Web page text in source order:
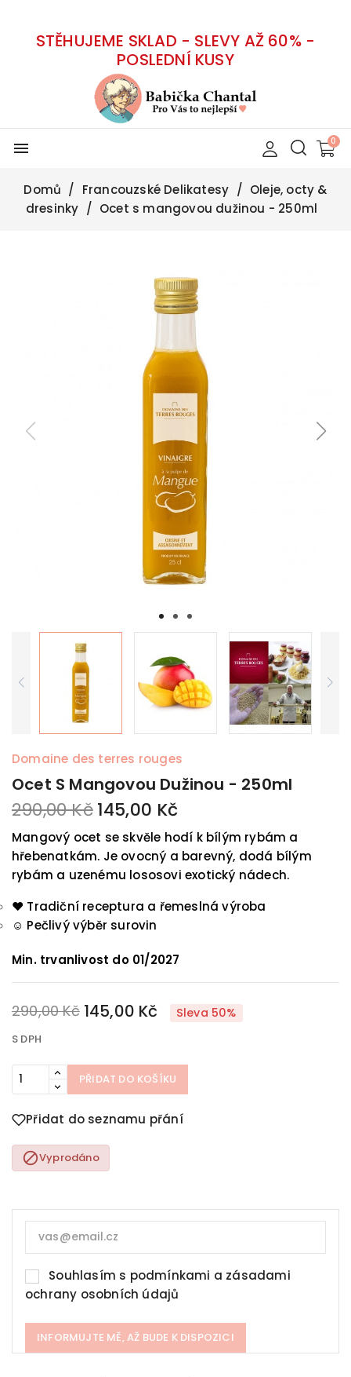
STĚHUJEME SKLAD - SLEVY AŽ 60% -
POSLEDNÍ KUSY
menu
Domů Francouzské Delikatesy
Oleje, octy &
dresinky
Ocet s mangovou dužinou - 250ml
Domaine des terres rouges
Ocet S Mangovou Dužinou - 250ml
290,00 Kč145,00 Kč
Mangový ocet se skvěle hodí k bílým rybám a
hřebenatkám. Je ovocný a barevný, dodá bílým
rybám a uzenému lososovi exotický nádech.
❤️ Tradiční receptura a řemeslná výroba
☺️ Pečlivý výběr surovin
Min. trvanlivost do 01/2027
290,00 Kč 145,00 Kč Sleva 50%
S DPH
PŘIDAT DO KOŠÍKU
Přidat do seznamu přání
Vyprodáno
Souhlasím s podmínkami a zásadami
ochrany osobních údajů
INFORMUJTE MĚ, AŽ BUDE K DISPOZICI